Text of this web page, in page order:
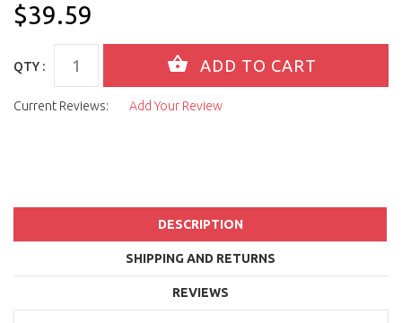
$39.59
QTY :
Current Reviews: Add Your Review
DESCRIPTION
SHIPPING AND RETURNS
REVIEWS